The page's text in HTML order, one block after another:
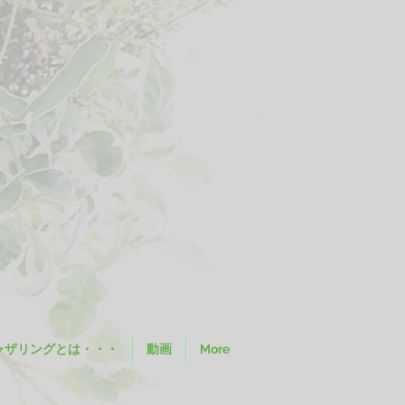
ザリングとは・・・ 動画 More